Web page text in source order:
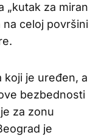
„kutak za miran
na celoj površini
koji je uređen, a
bezbednosti
za zonu
je